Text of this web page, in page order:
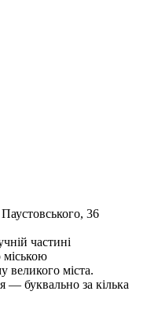
36​
частині
великого міста.
— буквально за кілька